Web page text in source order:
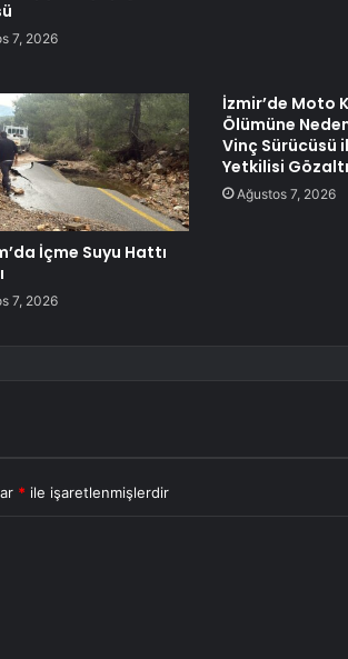
7, 2026
İçme Suyu Hattı
7, 2026
İzmir’de Moto
Ölümüne
Vinç Sürücüsü
Yetkilisi
Ağustos 7, 2026
* ile işaretlenmişlerdir